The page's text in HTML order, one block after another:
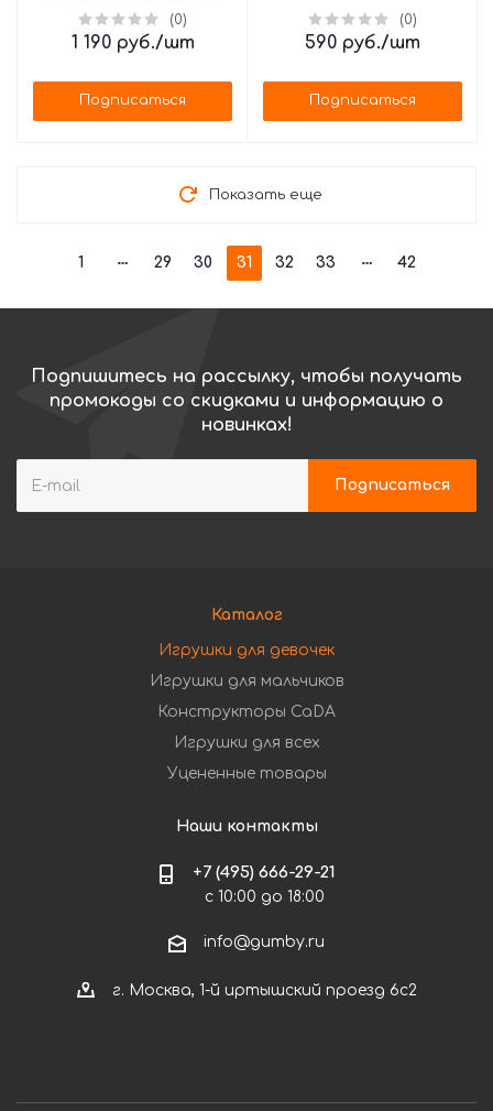
(0)
1 190руб./шт
Подписаться
(0)
590 руб./шт
Подписаться
Показать еще
1 29 30 31 32 33 42
Подпишитесь на рассылку, чтобы получать
промокоды со скидками и информацию о
новинках!
Каталог
Игрушки для девочек
Игрушки для мальчиков
Конструкторы CaDA
Игрушки для всех
Уцененные товары
Наши контакты
+7 (495) 666-29-21
с 10:00 до 18:00
info@gumby.ru
г. Москва, 1-й иртышский проезд 6с2